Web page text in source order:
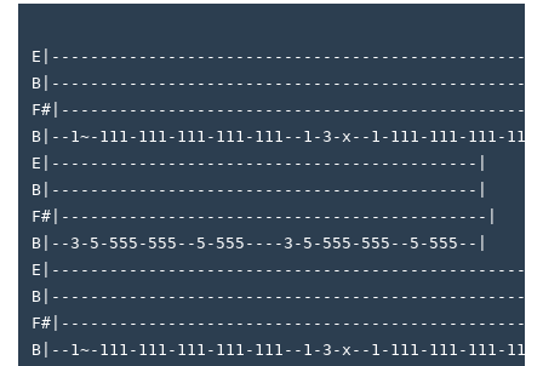
B|--1~-111-111-111-111-111--1-3-x--1-111-111-111-
E|--------------------------------------------|
B|--------------------------------------------|
F#|--------------------------------------------|
B|--3-5-555-555--5-555----3-5-555-555--5-555--|
B|--1~-111-111-111-111-111--1-3-x--1-111-111-111-